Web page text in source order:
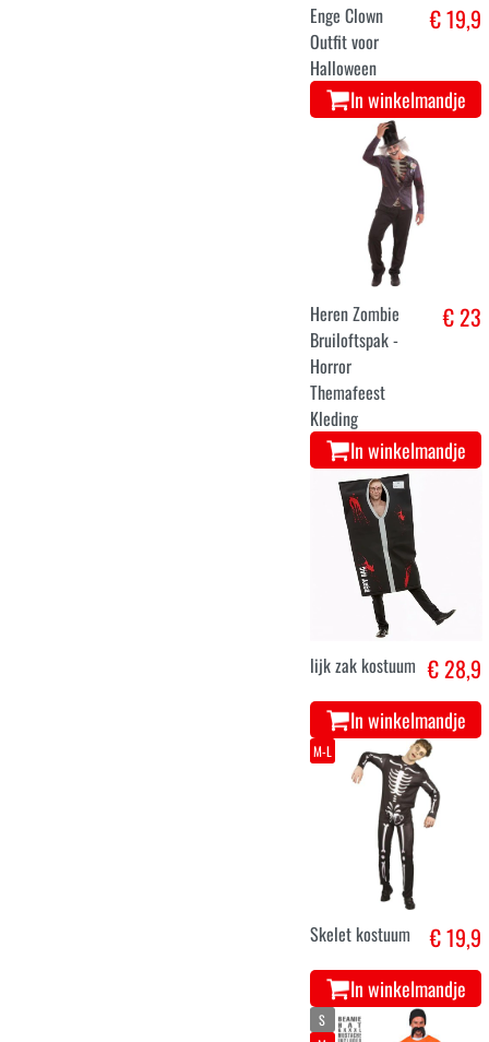
Enge Clown
Outfit voor
Halloween
€ 19,9
In winkelmandje
Heren Zombie
Bruiloftspak -
Horror
Themafeest
Kleding
€ 23
In winkelmandje
lijk zak kostuum € 28,9
In winkelmandje
M-L
Skelet kostuum € 19,9
In winkelmandje
S